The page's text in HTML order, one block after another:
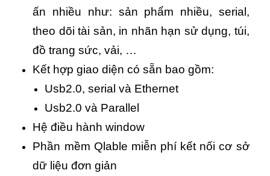
ấn nhiều như: sản phẩm nhiều, serial,
theo dõi tài sản, in nhãn hạn sử dụng, túi,
đồ trang sức, vải, …
Kết hợp giao diện có sẵn bao gồm:
Usb2.0, serial và Ethernet
Usb2.0 và Parallel
Hệ điều hành window
Phần mềm Qlable miễn phí kết nối cơ sở
dữ liệu đơn giản